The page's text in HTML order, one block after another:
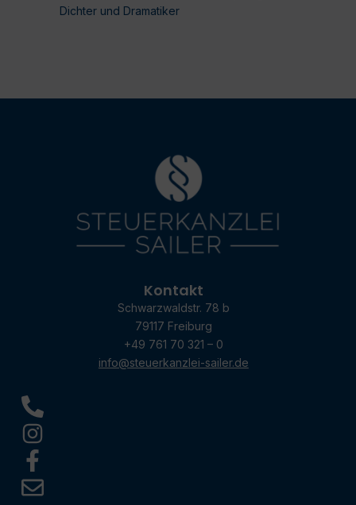
Dichter und Dramatiker
Kontakt
Schwarzwaldstr. 78 b
79117 Freiburg
+49 761 70 321 – 0
info@steuerkanzlei-sailer.de